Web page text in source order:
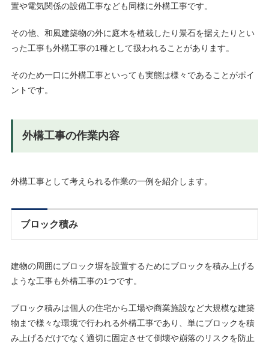
置や電気関係の設備工事なども同様に外構工事です。
その他、和風建築物の外に庭木を植栽したり景石を据えたりとい
った工事も外構工事の1種として扱われることがあります。
そのため一口に外構工事といっても実態は様々であることがポイ
ントです。
外構工事の作業内容
外構工事として考えられる作業の一例を紹介します。
ブロック積み
建物の周囲にブロック塀を設置するためにブロックを積み上げる
ような工事も外構工事の1つです。
ブロック積みは個人の住宅から工場や商業施設など大規模な建築
物まで様々な環境で行われる外構工事であり、単にブロックを積
み上げるだけでなく適切に固定させて倒壊や崩落のリスクを防止